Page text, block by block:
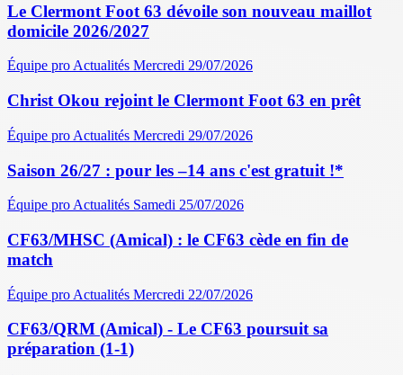
Le Clermont Foot 63 dévoile son nouveau maillot
domicile 2026/2027
Équipe proActualités Mercredi 29/07/2026
Christ Okou rejoint le Clermont Foot 63 en prêt
Équipe pro Actualités Mercredi 29/07/2026
Saison 26/27 : pour les –14 ans c'est gratuit !*
Équipe pro Actualités Samedi 25/07/2026
CF63/MHSC (Amical) : le CF63 cède en fin de
match
Équipe pro Actualités Mercredi 22/07/2026
CF63/QRM (Amical) - Le CF63 poursuit sa
préparation (1-1)